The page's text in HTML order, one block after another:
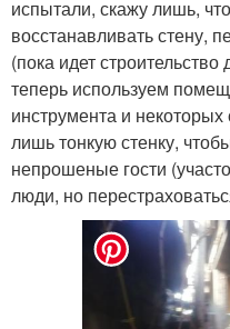
испытали, скажу лишь,
восстанавливать стену,
(пока идет
теперь используем
инструмента и
лишь тонкую стенку,
непрошеные гости
люди, но